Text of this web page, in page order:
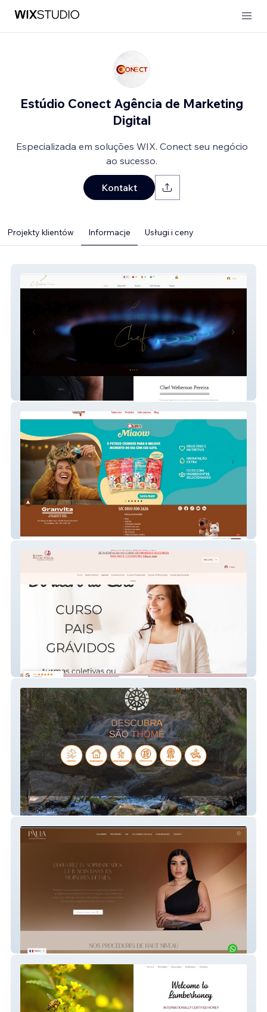
Estúdio Conect Agência de Marketing
Digital
Especializada em soluções WIX. Conect seu negócio
ao sucesso.
Kontakt
Projekty klientów Informacje Usługi i ceny
Chef Weberson
Diana Bessas
Descubra São Thomé
Paula Advanced Aesth